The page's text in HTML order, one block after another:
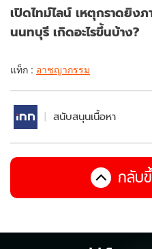
เปิดไทม์ไลน์ เหตุกราดยิงภ
นนทบุรี เกิดอะไรขึ้นบ้าง?
แท็ก : อาชญากรรม
สนับสนุนเนื้อหา
กลับ